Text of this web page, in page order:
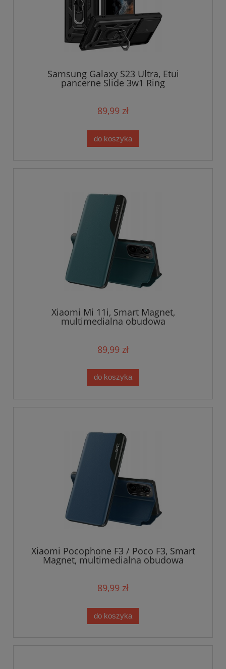
Samsung Galaxy S23 Ultra, Etui
pancerne Slide 3w1 Ring
89,99 zł
do koszyka
Xiaomi Mi 11i, Smart Magnet,
multimedialna obudowa
89,99 zł
do koszyka
Xiaomi Pocophone F3 / Poco F3, Smart
Magnet, multimedialna obudowa
89,99 zł
do koszyka